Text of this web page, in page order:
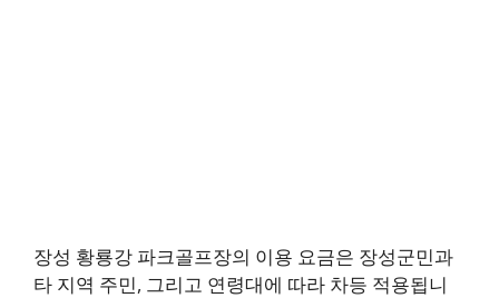
장성 황룡강 파크골프장의 이용 요금은 장성군민과
타 지역 주민, 그리고 연령대에 따라 차등 적용됩니